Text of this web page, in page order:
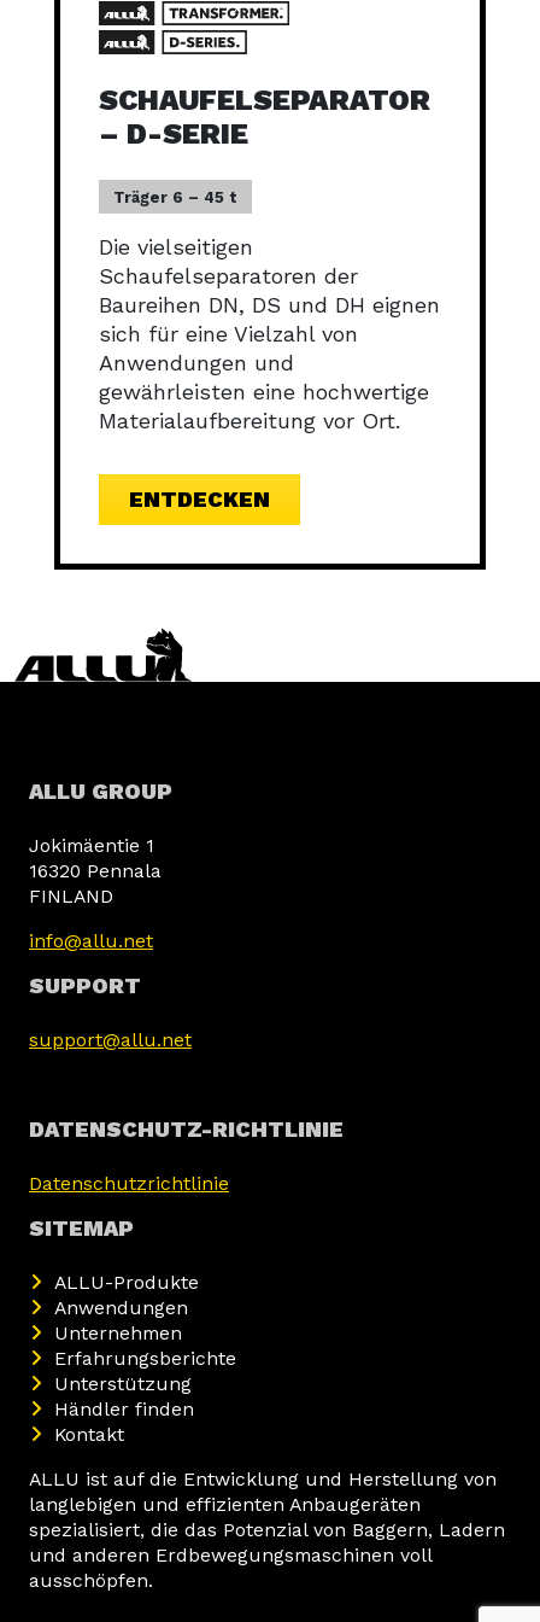
SCHAUFELSEPARATOR
– D-SERIE
Träger 6 – 45 t
Die vielseitigen
Schaufelseparatoren der
Baureihen DN, DS und DH eignen
sich für eine Vielzahl von
Anwendungen und
gewährleisten eine hochwertige
Materialaufbereitung vor Ort.
ENTDECKEN
ALLU ist auf die Entwicklung und Herstellung von
langlebigen und effizienten Anbaugeräten
spezialisiert, die das Potenzial von Baggern, Ladern
und anderen Erdbewegungsmaschinen voll
ausschöpfen.
ALLU GROUP
Jokimäentie 1
16320 Pennala
FINLAND
info@allu.net
SUPPORT
support@allu.net
DATENSCHUTZ-RICHTLINIE
Datenschutzrichtlinie
SITEMAP
ALLU-Produkte
Anwendungen
Unternehmen
Erfahrungsberichte
Unterstützung
Händler finden
Kontakt